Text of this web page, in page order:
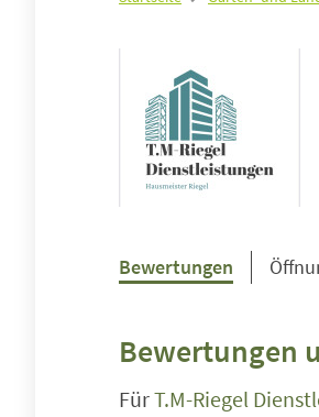
Bewertungen
Bewertungen
FürT.M-Riegel